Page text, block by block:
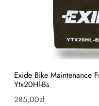
Exide Bike Maintenance
Ytx20Hl-Bs
285,00zł